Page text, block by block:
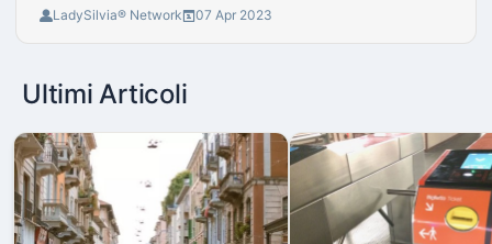
LadySilvia® Network 07 Apr 2023
Ultimi Articoli